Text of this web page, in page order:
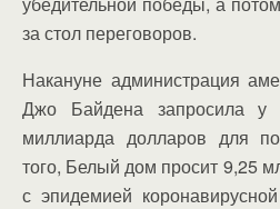
за стол переговоров.
Накануне администрация
Джо Байдена запросила у
миллиарда долларов для
того, Белый дом просит 9,25
с эпидемией